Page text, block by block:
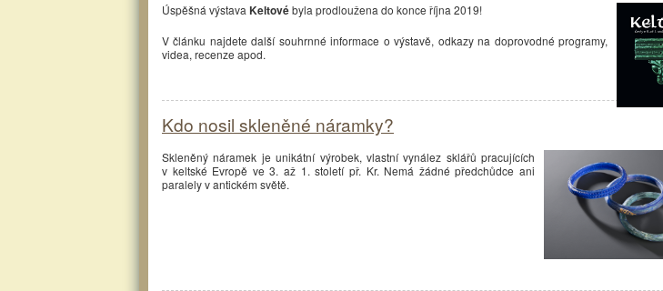
Úspěšná výstava Keltovébyla prodloužena do konce října 2019!
V článku najdete další souhrnné informace o výstavě, odkazy na doprovodné programy,
videa, recenze apod.
Kdo nosil skleněné náramky?
Skleněný náramek je unikátní výrobek, vlastní vynález sklářů pracujících
v keltské Evropě ve 3. až 1. století př. Kr. Nemá žádné předchůdce ani
paralely v antickém světě.